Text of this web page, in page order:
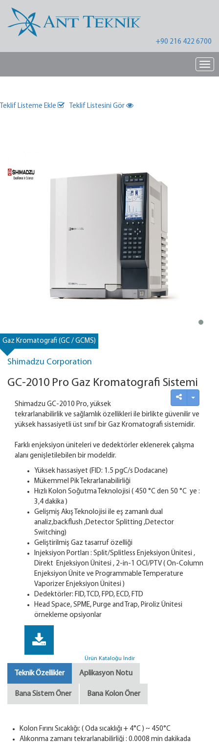
+90 216 422 6700
Teklif Listeme Ekle Teklif Listesini Gör
Gaz Kromatografi (GC / GCMS)
Shimadzu Corporation
GC-2010 Pro Gaz Kromatografi Sistemi
Shimadzu GC-2010 Pro, yüksek
tekrarlanabilirlik ve sağlamlık özellikleri ile birlikte güvenilir ve
yüksek hassasiyetli üst sınıf bir Gaz Kromatografi sistemidir.
Farklı enjeksiyon üniteleri ve dedektörler eklenerek çalışma
alanı genişletilebilen bir modeldir.
Yüksek hassasiyet (FID: 1.5 pgC/s Dodacane)
Mükemmel Pik Tekrarlanabilirliği
Hızlı Kolon Soğutma Teknolojisi ( 450 °C den 50 °C ye :
3,4 dakika )
Gelişmiş Akış Teknolojisi ile eş zamanlı dual
analiz,backflush ,Detector Splitting ,Detector
Switching)
Geliştirilmiş Gaz tasarruf özelliği
Injeksiyon Portları : Split/Splitless Enjeksiyon Ünitesi ,
Direkt Enjeksiyon Ünitesi , 2-in-1 OCI/PTV ( On-Column
Enjeksiyon Ünite ve Programmable Temperature
Vaporizer Enjeksiyon Ünitesi )
Dedektörler: FID, TCD, FPD, ECD, FTD
Head Space, SPME, Purge and Trap, Piroliz Ünitesi
örnekleme opsiyonlar
Ürün Kataloğu İndir
Teknik Özellikler Aplikasyon Notu
Bana Sistem Öner Bana Kolon Öner
Kolon Fırını Sıcaklığı: ( Oda sıcaklığı + 4°C ) ~ 450°C
Alıkonma zamanı tekrarlanabilirliği : 0.0008 min dakikada